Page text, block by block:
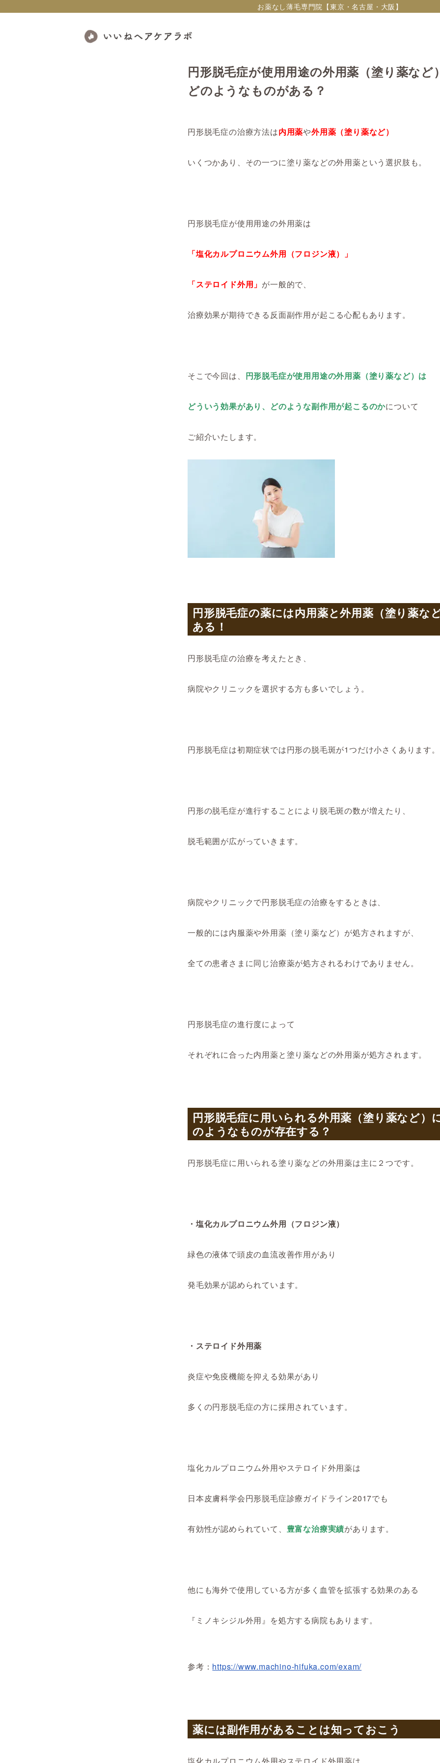
お薬なし薄毛専門院【東京・名古屋・大阪】
円形脱毛症が使用用途の外用薬（塗り薬など
どのようなものがある？
円形脱毛症の治療方法は内用薬や外用薬（塗り薬など）
いくつかあり、その一つに塗り薬などの外用薬という選択肢も。
円形脱毛症が使用用途の外用薬は
「塩化カルプロニウム外用（フロジン液）」
「ステロイド外用」 が一般的で、
治療効果が期待できる反面副作用が起こる心配もあります。
そこで今回は、 円形脱毛症が使用用途の外用薬（塗り薬など）は
どういう効果があり、どのような副作用が起こるのかについて
ご紹介いたします。
円形脱毛症の薬には内用薬と外用薬（塗り薬な
ある！
円形脱毛症の治療を考えたとき、
病院やクリニックを選択する方も多いでしょう。
円形脱毛症は初期症状では円形の脱毛斑が1つだけ小さくあります。
円形の脱毛症が進行することにより脱毛斑の数が増えたり、
脱毛範囲が広がっていきます。
病院やクリニックで円形脱毛症の治療をするときは、
一般的には内服薬や外用薬（塗り薬など）が処方されますが、
全ての患者さまに同じ治療薬が処方されるわけでありません。
円形脱毛症の進行度によって
それぞれに合った内用薬と塗り薬などの外用薬が処方されます。
円形脱毛症に用いられる外用薬（塗り薬など）
のようなものが存在する？
円形脱毛症に用いられる塗り薬などの外用薬は主に２つです。
・塩化カルプロニウム外用（フロジン液）
緑色の液体で頭皮の血流改善作用があり
発毛効果が認められています。
・ステロイド外用薬
炎症や免疫機能を抑える効果があり
多くの円形脱毛症の方に採用されています。
塩化カルプロニウム外用やステロイド外用薬は
日本皮膚科学会円形脱毛症診療ガイドライン2017でも
有効性が認められていて、 豊富な治療実績があります。
他にも海外で使用している方が多く血管を拡張する効果のある
『ミノキシジル外用』を処方する病院もあります。
参考： https://www.machino-hifuka.com/exam/
薬には副作用があることは知っておこう